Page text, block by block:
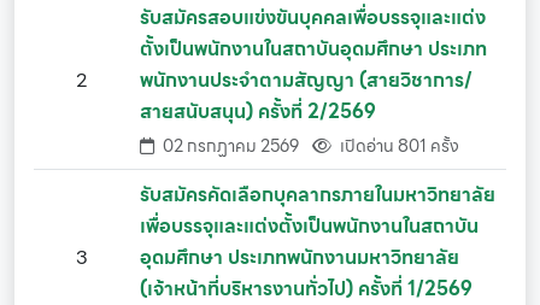
2
รับสมัครสอบแข่งขันบุคคลเพื่อบรรจุและแต่ง
ตั้งเป็นพนักงานในสถาบันอุดมศึกษา ประเภท
พนักงานประจำตามสัญญา (สายวิชาการ/
สายสนับสนุน) ครั้งที่ 2/2569
02 กรกฏาคม 2569 เปิดอ่าน 801 ครั้ง
3
รับสมัครคัดเลือกบุคลากรภายในมหาวิทยาลัย
เพื่อบรรจุและแต่งตั้งเป็นพนักงานในสถาบัน
อุดมศึกษา ประเภทพนักงานมหาวิทยาลัย
(เจ้าหน้าที่บริหารงานทั่วไป) ครั้งที่ 1/2569